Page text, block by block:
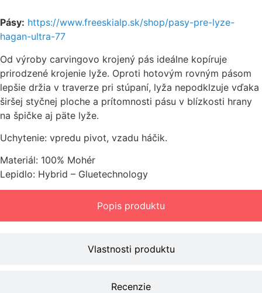
Popis produktu
Vlastnosti produktu
Recenzie
Pásy: https://www.freeskialp.sk/shop/pasy-pre-lyze-
hagan-ultra-77
Od výroby carvingovo krojený pás ideálne kopíruje
prirodzené krojenie lyže. Oproti hotovým rovným pásom
lepšie držia v traverze pri stúpaní, lyža nepodklzuje vďaka
širšej styčnej ploche a prítomnosti pásu v blízkosti hrany
na špičke aj päte lyže.
Uchytenie: vpredu pivot, vzadu háčik.
Materiál: 100% Mohér
Lepidlo: Hybrid – Gluetechnology